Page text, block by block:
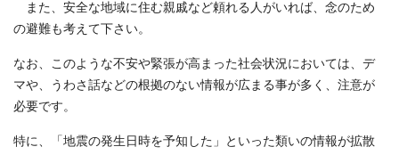
また、安全な地域に住む親戚など頼れる人がいれば、念のため
の避難も考えて下さい。
なお、このような不安や緊張が高まった社会状況においては、デ
マや、うわさ話などの根拠のない情報が広まる事が多く、注意が
必要です。
特に、「地震の発生日時を予知した」といった類いの情報が拡散